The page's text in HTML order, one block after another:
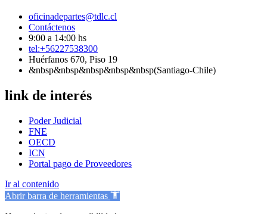
oficinadepartes@tdlc.cl
Contáctenos
9:00 a 14:00 hs
tel:+56227538300
Huérfanos 670, Piso 19
&nbsp&nbsp&nbsp&nbsp&nbsp(Santiago-Chile)
link de interés
Poder Judicial
FNE
OECD
ICN
Portal pago de Proveedores
Ir al contenido
Abrir barra de herramientas